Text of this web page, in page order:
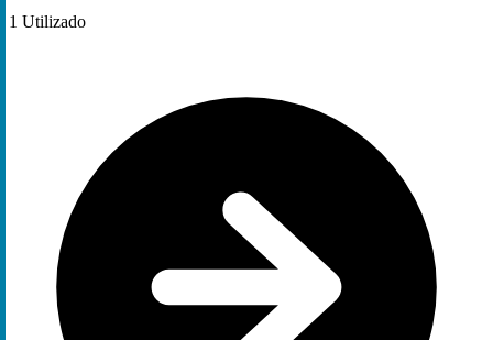
1 Utilizado